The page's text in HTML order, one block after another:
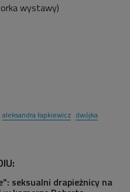
wystawy)
aleksandra łapkiewicz dwójka
seksualni drapieżnicy na